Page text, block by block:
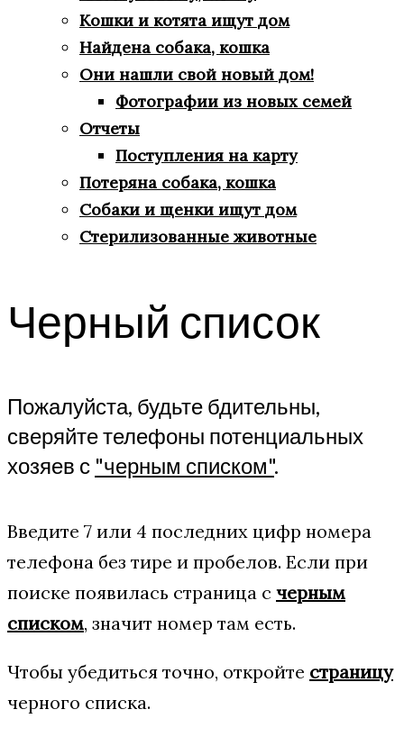
Кошки и котята ищут дом
Найдена собака, кошка
Они нашли свой новый дом!
Фотографии из новых семей
Отчеты
Поступления на карту
Потеряна собака, кошка
Собаки и щенки ищут дом
Стерилизованные животные
Черный список
Пожалуйста, будьте бдительны,
сверяйте телефоны потенциальных
хозяев с "черным списком".
Введите 7 или 4 последних цифр номера
телефона без тире и пробелов. Если при
поиске появилась страница с черным
списком, значит номер там есть.
Чтобы убедиться точно, откройте страницу
черного списка.